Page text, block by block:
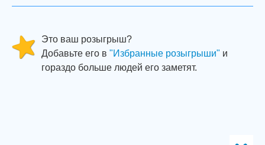
Это ваш розыгрыш?
Добавьте его в "Избранные розыгрыши" и
гораздо больше людей его заметят.